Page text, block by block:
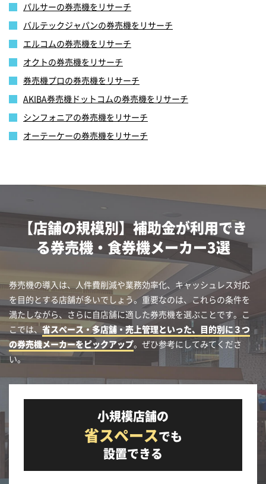
パルサーの券売機をリサーチ
バルテックジャパンの券売機をリサーチ
エルコムの券売機をリサーチ
オクトの券売機をリサーチ
券売機プロの券売機をリサーチ
AKIBA券売機ドットコムの券売機をリサーチ
シンフォニアの券売機をリサーチ
オーテーケーの券売機をリサーチ
【店舗の規模別】補助金が利用でき
る券売機・食券機メーカー3選
券売機の導入は、人件費削減や業務効率化、キャッシュレス対応
を目的とする店舗が多いでしょう。重要なのは、これらの条件を
満たしながら、さらに自店舗に適した券売機を選ぶことです。こ
こでは、 省スペース・多店舗・売上管理といった、目的別に３つ
の券売機メーカーをピックアップ。ぜひ参考にしてみてくださ
い。
小規模店舗の
省スペースでも
設置できる